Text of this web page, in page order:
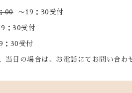
00〜19：30受付
：30受付
：30受付
当日の場合は、お電話にてお問い合わ